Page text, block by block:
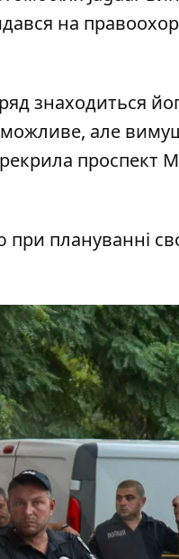
на
знаходиться
але
проспект
плануванні